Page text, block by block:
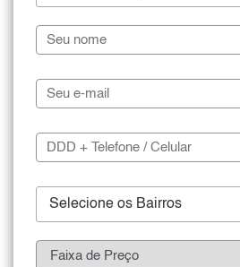
Selecione os Bairros